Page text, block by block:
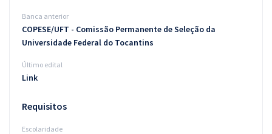
Atendimento
Banca anterior
COPESE/UFT - Comissão Permanente de Seleção da
Universidade Federal do Tocantins
Último edital
Link
Requisitos
Escolaridade